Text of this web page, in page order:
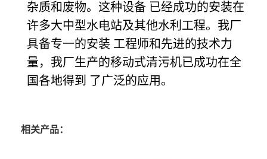
杂质和废物。这种设备 已经成功的安装在
许多大中型水电站及其他水利工程。我厂
具备专一的安装 工程师和先进的技术力
量，我厂生产的移动式清污机已成功在全
国各地得到 了广泛的应用。
相关产品：